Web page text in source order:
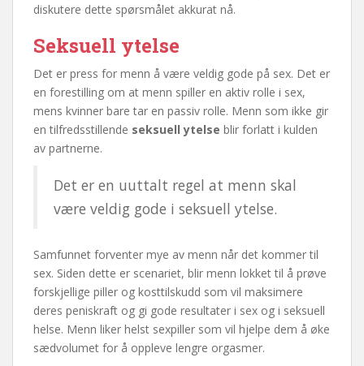
diskutere dette spørsmålet akkurat nå.
Seksuell ytelse
Det er press for menn å være veldig gode på sex. Det er
en forestilling om at menn spiller en aktiv rolle i sex,
mens kvinner bare tar en passiv rolle. Menn som ikke gir
en tilfredsstillende seksuell ytelse blir forlatt i kulden
av partnerne.
Det er en uuttalt regel at menn skal
være veldig gode i seksuell ytelse.
Samfunnet forventer mye av menn når det kommer til
sex. Siden dette er scenariet, blir menn lokket til å prøve
forskjellige piller og kosttilskudd som vil maksimere
deres peniskraft og gi gode resultater i sex og i seksuell
helse. Menn liker helst sexpiller som vil hjelpe dem å øke
sædvolumet for å oppleve lengre orgasmer.